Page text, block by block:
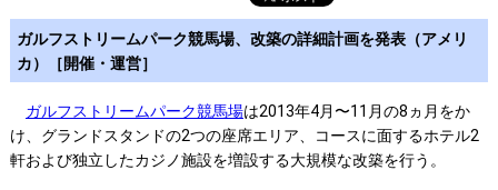
ガルフストリームパーク競馬場、改築の詳細計画を発表（アメリ
カ）［開催・運営］
ガルフストリームパーク競馬場は2013年4月〜11月の8ヵ月をか
け、グランドスタンドの2つの座席エリア、コースに面するホテル2
軒および独立したカジノ施設を増設する大規模な改築を行う。